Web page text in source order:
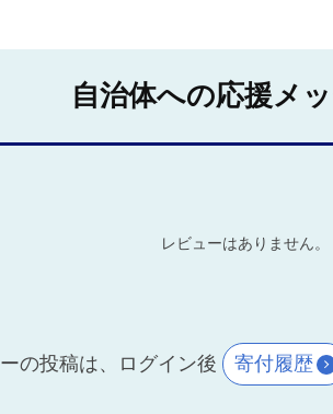
自治体への応援メ
レビューはありません。
の投稿は、ログイン後 寄付履歴